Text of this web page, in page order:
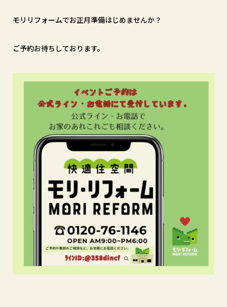
モリリフォームでお正月準備はじめませんか？
ご予約お待ちしております。